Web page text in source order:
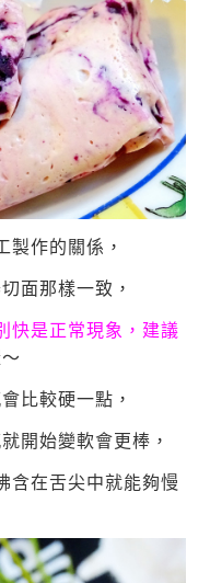
製作的關係，
面那樣一致，
快是正常現象，建議
比較硬一點，
開始變軟會更棒，
含在舌尖中就能夠慢